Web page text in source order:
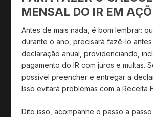
MENSAL DO IR EM
Antes de mais nada, é bom lembrar:
durante o ano, precisará fazê-lo
declaração anual, providenciando,
pagamento do IR com juros e multas.
possível preencher e entregar a
Isso evitará problemas com a Receita
Dito isso, acompanhe o passo a